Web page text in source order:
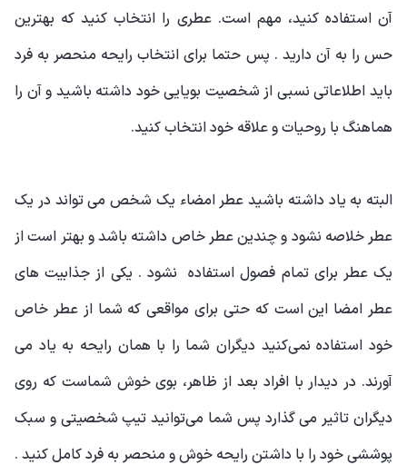
آن استفاده کنید، مهم است. عطری را انتخاب کنید که بهترین
حس را به آن دارید . پس حتما برای انتخاب رایحه منحصر به فرد
باید اطلاعاتی نسبی از شخصیت بویایی خود داشته باشید و آن را
هماهنگ با روحیات و علاقه خود انتخاب کنید.
البته به یاد داشته باشید عطر امضاء یک شخص می تواند در یک
عطر خلاصه نشود و چندین عطر خاص داشته باشد و بهتر است از
یک عطر برای تمام فصول استفاده نشود . یکی از جذابیت های
عطر امضا این است که حتی برای مواقعی که شما از عطر خاص
خود استفاده نمی‌کنید دیگران شما را با همان رایحه به یاد می
آورند. در دیدار با افراد بعد از ظاهر، بوی خوش شماست که روی
دیگران تاثیر می گذارد پس شما می‌توانید تیپ شخصیتی و سبک
پوششی خود را با داشتن رایحه خوش و منحصر به فرد کامل کنید .